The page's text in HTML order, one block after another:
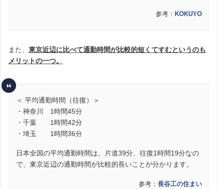
参考： KOKUYO
また、 東京近辺に比べて通勤時間が比較的短くてすむというのも
メリットの一つ。
＜ 平均通勤時間（往復）＞
・神奈川 1時間45分
・千葉 1時間42分
・埼玉 1時間36分
日本全国の平均通勤時間は、片道39分、往復1時間19分なの
で、東京近辺の通勤時間が比較的長いことが分かります。
参考： 長谷工の住まい